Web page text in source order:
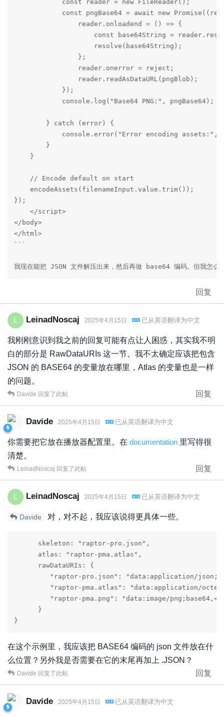
            const reader = new FileReader();
const pngBase64 = await new
                reader.onloadend = () => {
const base64String =
                    resolve(base64String);
                };
                reader.onerror = reject;
                reader.readAsDataURL(pngBlob);
            });
            console.log("Base64 PNG:", pngBase64);
        } catch (error) {
console.error("Error encoding assets:",
        }
    }
    // Encode default on start
    encodeAssets(filenameInput.value.trim());
});
    </script>
</body>
</html>
```
我现在能把 JSON 文件解压出来，然后再做 base64 编码。但我怎么
回复
LeinadNoscaj 2025年4月15日 已从英语翻译为中文
我刚刚意识到我之前的回复可能有点让人困惑，其实我不明
白的部分是 RawDataURIs 这一节。我不太确定应该把包含
JSON 的 BASE64 的变量放在哪里，Atlas 的变量也是一样
的问题。
回复
Davide 回复了此帖
Davide 2025年4月15日 已从英语翻译为中文
你需要把它放在播放器配置里。在 documentation 里写得很
清楚。
回复
LeinadNoscaj 回复了此帖
LeinadNoscaj 2025年4月15日 已从英语翻译为中文
Davide 对，对不起，我应该说得更具体一些。
      skeleton: "raptor-pro.json",
      atlas: "raptor-pma.atlas",
      rawDataURIs: {
"raptor-pro.json": "data:application/
"raptor-pma.atlas": "data:application/
"raptor-pma.png": "data:image/
      }
}
在这个示例里，我应该把 BASE64 编码的 json 文件放在什
么位置？另外我是否需要在它的末尾再加上 .JSON？
回复
Davide 回复了此帖
Davide 2025年4月15日 已从英语翻译为中文